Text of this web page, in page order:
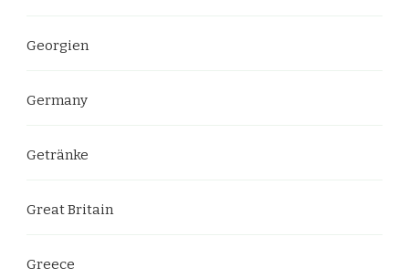
Georgien
Germany
Getränke
Great Britain
Greece